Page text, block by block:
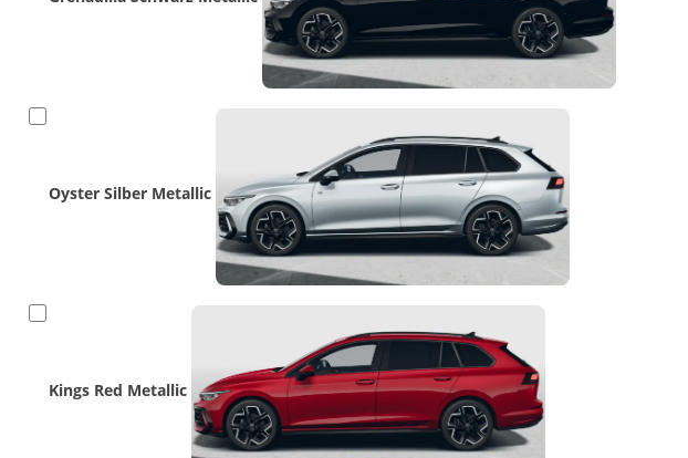
Oyster Silber Metallic
Kings Red Metallic